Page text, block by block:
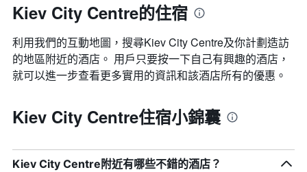
Kiev City Centre的住宿
利用我們的互動地圖，搜尋Kiev City Centre​及你計劃造訪
的地區附近的酒店。 用戶只要按一下自己有興趣的酒店，
就可以進一步查看更多實用的資訊和該酒店所有的優惠。
Kiev City Centre住宿小錦囊
Kiev City Centre附近有哪些不錯的酒店？